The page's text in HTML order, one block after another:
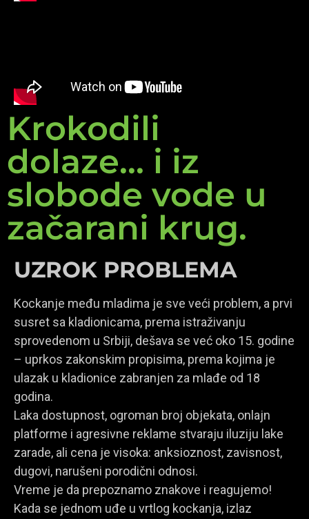
Krokodili
dolaze... i iz
slobode vode u
začarani krug.
UZROK PROBLEMA
Kockanje među mladima je sve veći problem, a prvi
susret sa kladionicama, prema istraživanju
sprovedenom u Srbiji, dešava se već oko 15. godine
– uprkos zakonskim propisima, prema kojima je
ulazak u kladionice zabranjen za mlađe od 18
godina.
Laka dostupnost, ogroman broj objekata, onlajn
platforme i agresivne reklame stvaraju iluziju lake
zarade, ali cena je visoka: anksioznost, zavisnost,
dugovi, narušeni porodični odnosi.
Vreme je da prepoznamo znakove i reagujemo!
Kada se jednom uđe u vrtlog kockanja, izlaz